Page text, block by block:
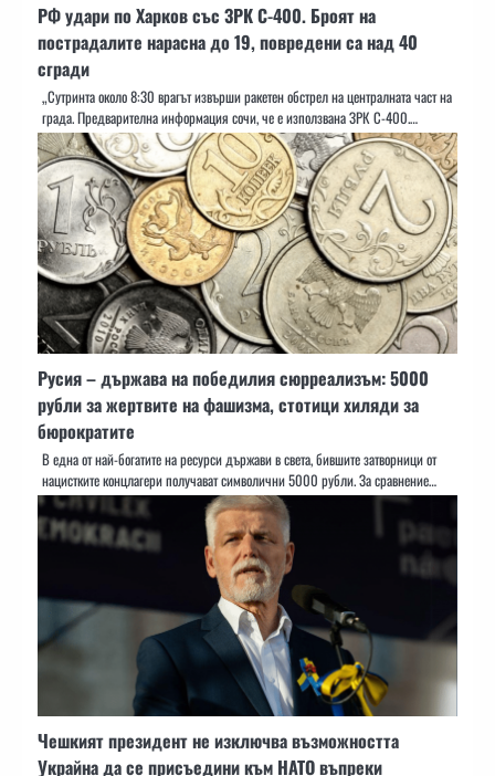
РФ удари по Харков със ЗРК С-400. Броят на
пострадалите нарасна до 19, повредени са над 40
сгради
„Сутринта около 8:30 врагът извърши ракетен обстрел на централната част на
града. Предварителна информация сочи, че е използвана ЗРК С-400.…
Русия – държава на победилия сюрреализъм: 5000
рубли за жертвите на фашизма, стотици хиляди за
бюрократите
В една от най-богатите на ресурси държави в света, бившите затворници от
нацистките концлагери получават символични 5000 рубли. За сравнение…
Чешкият президент не изключва възможността
Украйна да се присъедини към НАТО въпреки